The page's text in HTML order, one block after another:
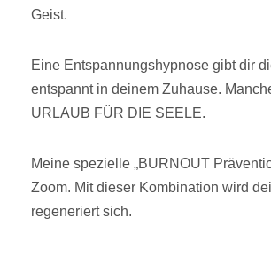
Geist.
Eine Entspannungshypnose gibt dir
entspannt in deinem Zuhause.
URLAUB FÜR DIE SEELE.
Meine spezielle „BURNOUT
Zoom. Mit dieser Kombination wird
regeneriert sich.